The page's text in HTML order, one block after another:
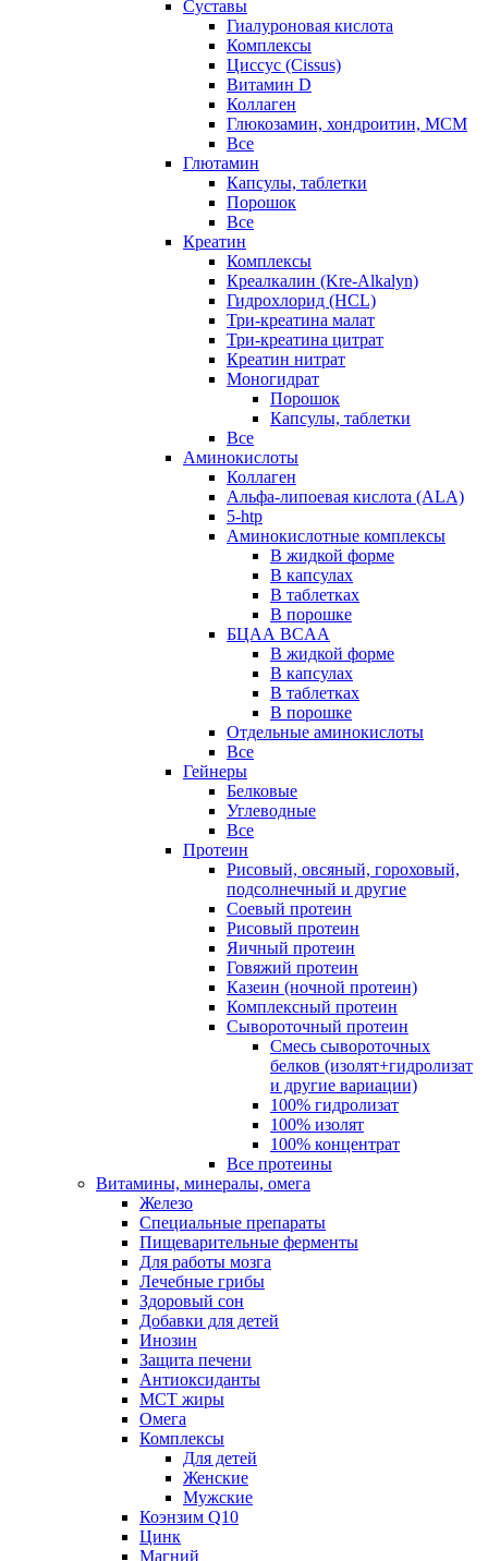
Суставы
Гиалуроновая кислота
Комплексы
Циссус (Cissus)
Витамин D
Коллаген
Глюкозамин, хондроитин, МСМ
Все
Глютамин
Капсулы, таблетки
Порошок
Все
Креатин
Комплексы
Креалкалин (Kre-Alkalyn)
Гидрохлорид (HCL)
Три-креатина малат
Три-креатина цитрат
Креатин нитрат
Моногидрат
Порошок
Капсулы, таблетки
Все
Аминокислоты
Коллаген
Альфа-липоевая кислота (ALA)
5-htp
Аминокислотные комплексы
В жидкой форме
В капсулах
В таблетках
В порошке
БЦАА BCAA
В жидкой форме
В капсулах
В таблетках
В порошке
Отдельные аминокислоты
Все
Гейнеры
Белковые
Углеводные
Все
Протеин
Рисовый, овсяный, гороховый,
подсолнечный и другие
Соевый протеин
Рисовый протеин
Яичный протеин
Говяжий протеин
Казеин (ночной протеин)
Комплексный протеин
Сывороточный протеин
Смесь сывороточных
белков (изолят+гидролизат
и другие вариации)
100% гидролизат
100% изолят
100% концентрат
Все протеины
Витамины, минералы, омега
Железо
Специальные препараты
Пищеварительные ферменты
Для работы мозга
Лечебные грибы
Здоровый сон
Добавки для детей
Инозин
Защита печени
Антиоксиданты
МСТ жиры
Омега
Комплексы
Для детей
Женские
Мужские
Коэнзим Q10
Цинк
Магний